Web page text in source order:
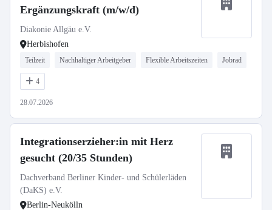
Ergänzungskraft (m/w/d)
Diakonie Allgäu e.V.
Herbishofen
Teilzeit Nachhaltiger Arbeitgeber Flexible Arbeitszeiten Jobrad
4
28.07.2026
Integrationserzieher:in mit Herz
gesucht (20/35 Stunden)
Dachverband Berliner Kinder- und Schülerläden
(DaKS) e.V.
Berlin-Neukölln